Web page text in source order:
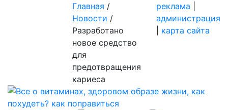
Главная /
Новости /
Разработано
новое средство
для
предотвращения
кариеса
реклама
администрация
карта сайта